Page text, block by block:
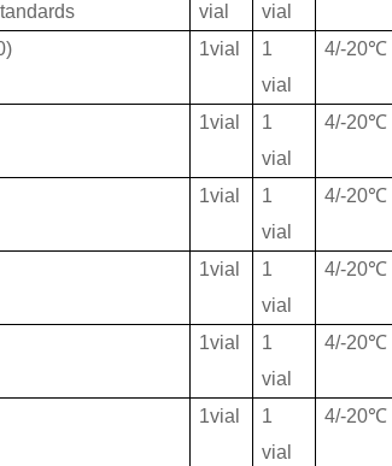
vial
vial
1vial
1
vial
4/-20℃
1vial
1
vial
4/-20℃
1vial
1
vial
4/-20℃
1vial
1
vial
4/-20℃
1vial
1
vial
4/-20℃
1vial
1
vial
4/-20℃